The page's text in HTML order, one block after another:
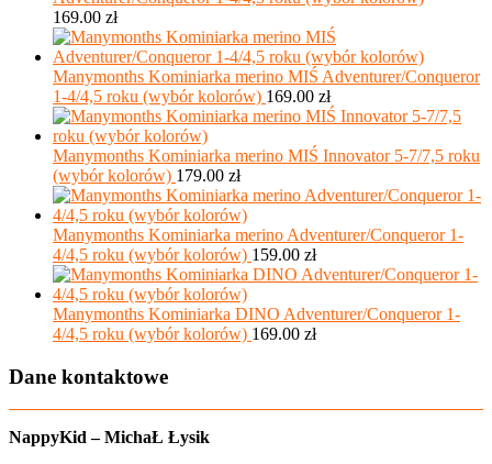
169.00 zł
Manymonths Kominiarka merino MIŚ Adventurer/Conqueror
1-4/4,5 roku (wybór kolorów) 169.00 zł
Manymonths Kominiarka merino MIŚ Innovator 5-7/7,5 roku
(wybór kolorów) 179.00 zł
Manymonths Kominiarka merino Adventurer/Conqueror 1-
4/4,5 roku (wybór kolorów) 159.00 zł
Manymonths Kominiarka DINO Adventurer/Conqueror 1-
4/4,5 roku (wybór kolorów) 169.00 zł
Dane kontaktowe
NappyKid – MichaŁ Łysik